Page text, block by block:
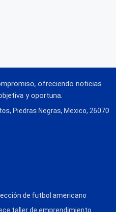
ofreciendo noticias
y oportuna.
Piedras Negras, Mexico, 26070
de futbol americano
taller de emprendimiento